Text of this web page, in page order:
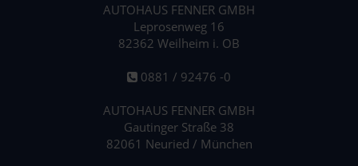
AUTOHAUS FENNER GMBH
Leprosenweg 16
82362 Weilheim i. OB
0881 / 92476 -0
AUTOHAUS FENNER GMBH
Gautinger Straße 38
82061 Neuried / München